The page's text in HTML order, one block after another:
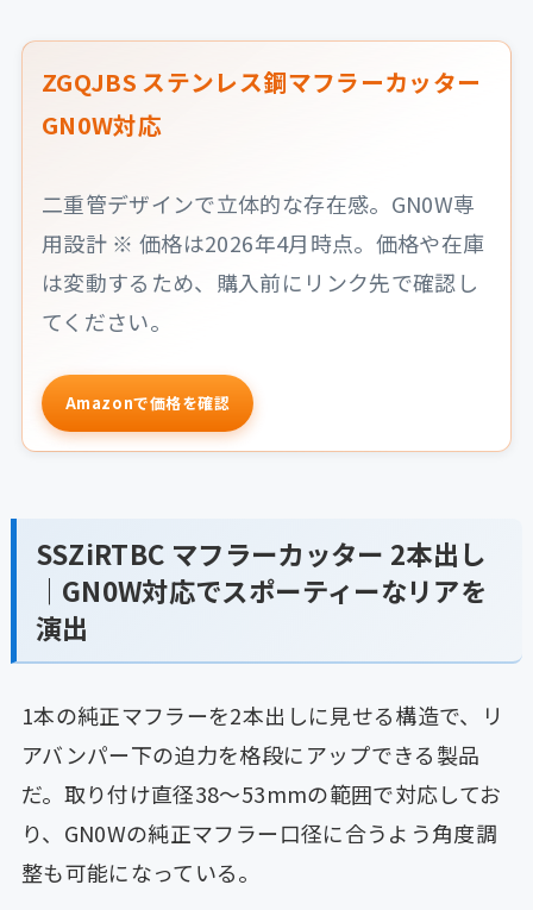
ZGQJBS ステンレス鋼マフラーカッター
GN0W対応
二重管デザインで立体的な存在感。GN0W専
用設計 ※ 価格は2026年4月時点。価格や在庫
は変動するため、購入前にリンク先で確認し
てください。
Amazonで価格を確認
SSZiRTBC マフラーカッター 2本出し
｜GN0W対応でスポーティーなリアを
演出
1本の純正マフラーを2本出しに見せる構造で、リ
アバンパー下の迫力を格段にアップできる製品
だ。取り付け直径38〜53mmの範囲で対応してお
り、GN0Wの純正マフラー口径に合うよう角度調
整も可能になっている。